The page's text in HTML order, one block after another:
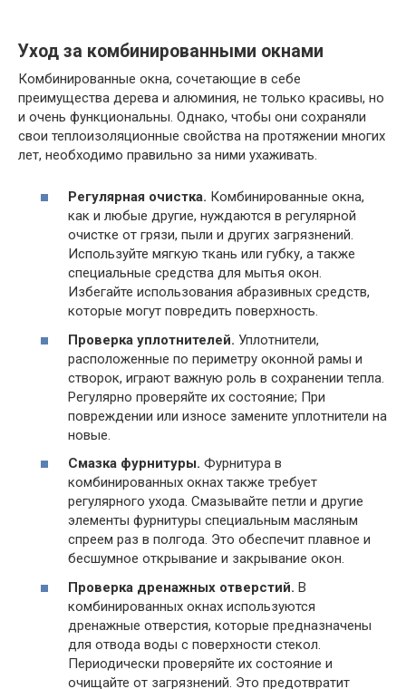
Уход за комбинированными окнами
Комбинированные окна, сочетающие в себе
преимущества дерева и алюминия, не только красивы, но
и очень функциональны. Однако, чтобы они сохраняли
свои теплоизоляционные свойства на протяжении многих
лет, необходимо правильно за ними ухаживать.
Регулярная очистка. Комбинированные окна,
как и любые другие, нуждаются в регулярной
очистке от грязи, пыли и других загрязнений.
Используйте мягкую ткань или губку, а также
специальные средства для мытья окон.
Избегайте использования абразивных средств,
которые могут повредить поверхность.
Проверка уплотнителей. Уплотнители,
расположенные по периметру оконной рамы и
створок, играют важную роль в сохранении тепла.
Регулярно проверяйте их состояние; При
повреждении или износе замените уплотнители на
новые.
Смазка фурнитуры. Фурнитура в
комбинированных окнах также требует
регулярного ухода. Смазывайте петли и другие
элементы фурнитуры специальным масляным
спреем раз в полгода. Это обеспечит плавное и
бесшумное открывание и закрывание окон.
Проверка дренажных отверстий. В
комбинированных окнах используются
дренажные отверстия, которые предназначены
для отвода воды с поверхности стекол.
Периодически проверяйте их состояние и
очищайте от загрязнений. Это предотвратит